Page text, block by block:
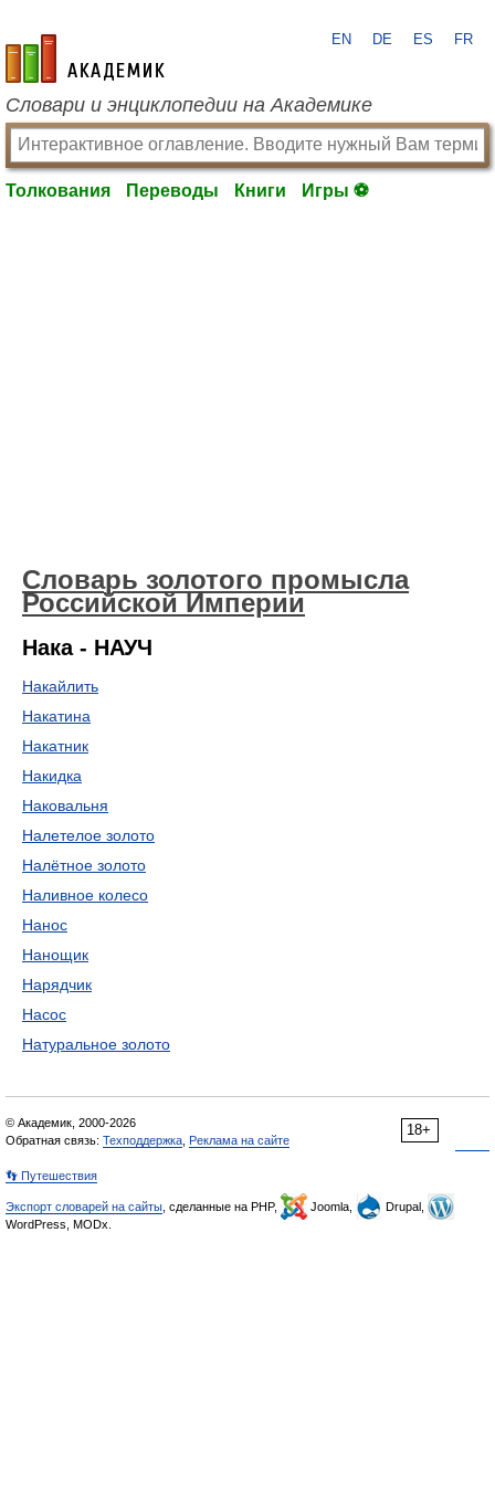
academic.ru
EN DE ES FR
Словари и энциклопедии на Академике
Толкования Переводы Книги Игры ⚽
Словарь золотого промысла
Российской Империи
Нака - НАУЧ
Накайлить
Накатина
Накатник
Накидка
Наковальня
Налетелое золото
Налётное золото
Наливное колесо
Нанос
Нанощик
Нарядчик
Насос
Натуральное золото
18+
© Академик, 2000-2026
Обратная связь: Техподдержка Реклама на сайте
👣 Путешествия
Экспорт словарей на сайты , сделанные на PHP, Joomla,
Drupal,
WordPress, MODx.